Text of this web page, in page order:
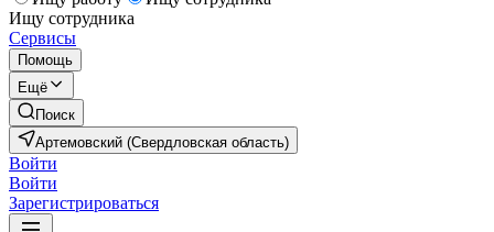
Ищу сотрудника
Сервисы
Помощь
Ещё
Поиск
Артемовский (Свердловская область)
Войти
Войти
Зарегистрироваться